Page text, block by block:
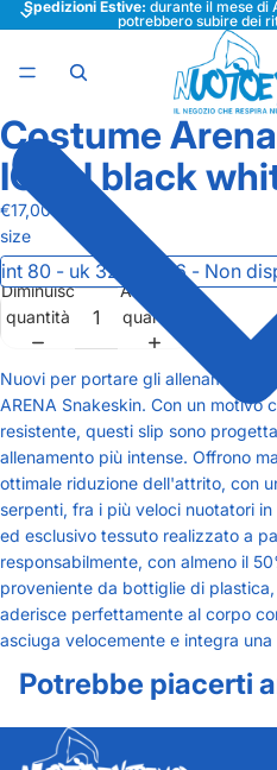
Spedizioni Estive: durante il mese di
potrebbero subire dei
Apri
immagine
schermo
intero
Apri
immagine
schermo
intero
Costume
ICON black
€17,00
size
Diminuisci
quantità
Aumenta
quantità
Nuovi per portare gli allenamenti
ARENA Snakeskin. Con un motivo
resistente, questi slip sono
allenamento più intense. Offrono
ottimale riduzione dell'attrito, con
serpenti, fra i più veloci nuotatori
ed esclusivo tessuto realizzato a
responsabilmente, con almeno il
proveniente da bottiglie di
aderisce perfettamente al corpo
asciuga velocemente e integra
Potrebbe piacerti